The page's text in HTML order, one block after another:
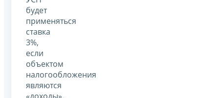
будет
применяться
ставка
3%,
если
объектом
налогообложения
являются
«доходы»,